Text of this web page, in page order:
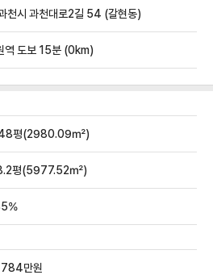
천시 과천대로2길 54 (갈현동)
역 도보 15분 (0km)
평(2980.09㎡)
평(5977.52㎡)
%
만원